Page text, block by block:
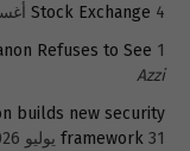
Stock Exchange 4 أغسطس 2026
Refuses to See 1 أغسطس 2026
Azzi
builds new security
framework 31 يوليو 2026